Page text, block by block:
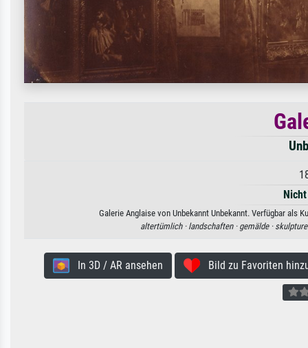
Galerie Anglaise von Unbekannt Unbekannt. Verfügbar als
altertümlich · landschaften · gemälde ·
In 3D / AR ansehen Bild zu Favoriten